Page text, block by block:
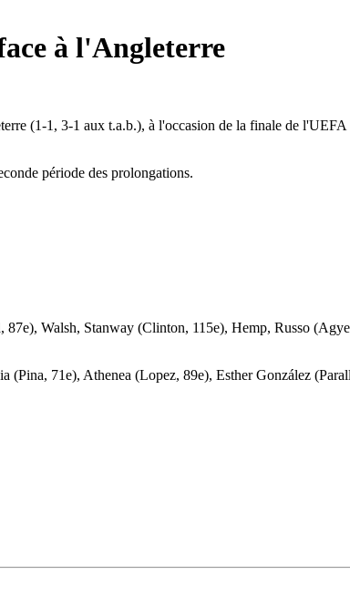
à l'Angleterre
(1-1, 3-1 aux t.a.b.), à l'occasion de la finale de
période des prolongations.
Walsh, Stanway (Clinton, 115e), Hemp, Russo
(Pina, 71e), Athenea (Lopez, 89e), Esther González